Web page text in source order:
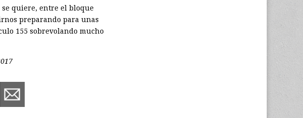
quiere, entre el bloque
preparando para unas
155 sobrevolando mucho